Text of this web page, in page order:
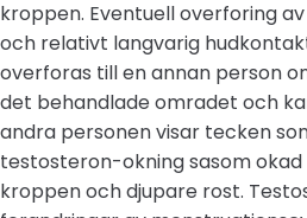
kroppen. Eventuell overforing
och relativt langvarig
overforas till en annan person
det behandlade omradet och
andra personen visar tecken
testosteron-okning sasom
kroppen och djupare rost.